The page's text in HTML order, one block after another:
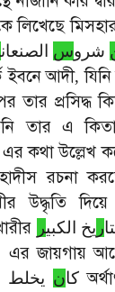
লিখেছে
شروس الصنعان
ইবনে আদী,যিনি
তার প্রসিদ্ধ
তার এ
এর কথা উল্লেখ
হাদীস রচনা
উদ্ধৃতি দিয়ে
ر يخ الكبير
এর জায়গায়
كان يخلط